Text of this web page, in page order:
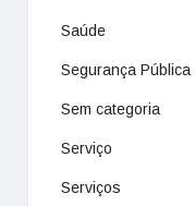
Saúde
Segurança Pública
Sem categoria
Serviço
Serviços